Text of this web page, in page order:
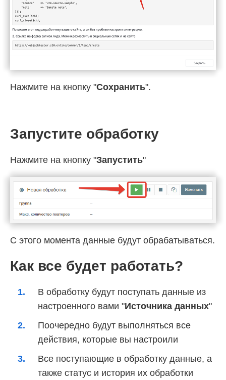
Нажмите на кнопку "Сохранить".
Запустите обработку
Нажмите на кнопку "Запустить"
С этого момента данные будут обрабатываться.
Как все будет работать?
В обработку будут поступать данные из
настроенного вами "Источника данных"
Поочередно будут выполняться все
действия, которые вы настроили
Все поступающие в обработку данные, а
также статус и история их обработки